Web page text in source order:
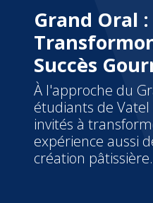
Grand Oral :
Succès
À l'approche du
étudiants de
invités à
expérience aussi
création pâtissière.